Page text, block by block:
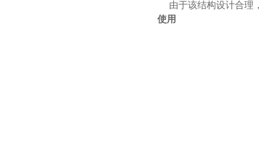
由于该结构设计合理，
使用